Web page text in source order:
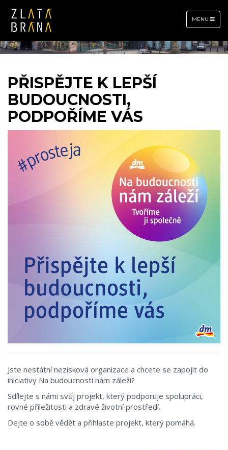
TOGGLE
NAVIGATION
MENU
PŘISPĚJTE K LEPŠÍ
BUDOUCNOSTI,
PODPOŘÍME VÁS
Jste nestátní nezisková organizace a chcete se zapojit do
iniciativy Na budoucnosti nám záleží?
Sdílejte s námi svůj projekt, který podporuje spolupráci,
rovné příležitosti a zdravé životní prostředí.
Dejte o sobě vědět a přihlaste projekt, který pomáhá.